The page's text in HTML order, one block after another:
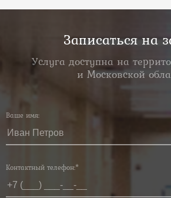
Записаться на
Услуга доступна на
и Московской
Ваше имя:
Контактный телефон:*